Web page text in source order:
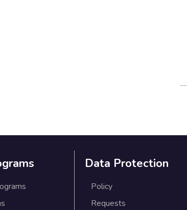
Data Protection
Policy
Requests